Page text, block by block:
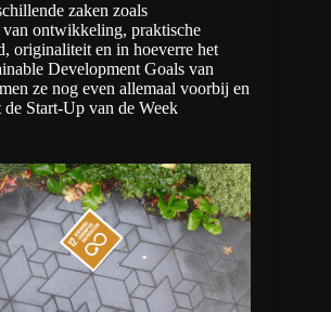
zaken zoals
van ontwikkeling, praktische
originaliteit en in hoeverre het
Development Goals van
ze nog even allemaal voorbij en
Start-Up van de Week